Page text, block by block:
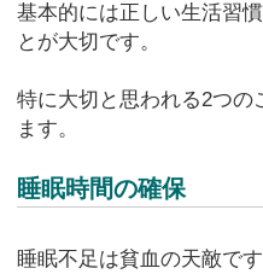
基本的には正しい生活習
とが大切です。
特に大切と思われる2つの
ます。
睡眠時間の確保
睡眠不足は貧血の天敵です